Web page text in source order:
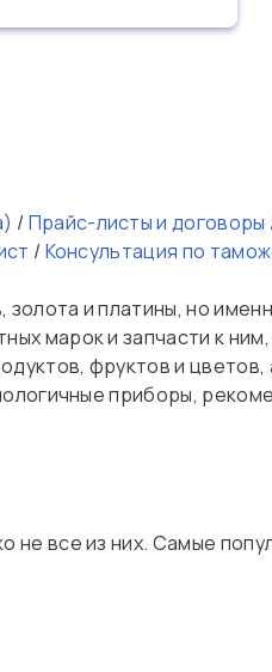
/ Прайс-листы и договоры
/ Консультация по
и платины, но
марок и запчасти к
фруктов и цветов,
приборы,
не все из них. Самые